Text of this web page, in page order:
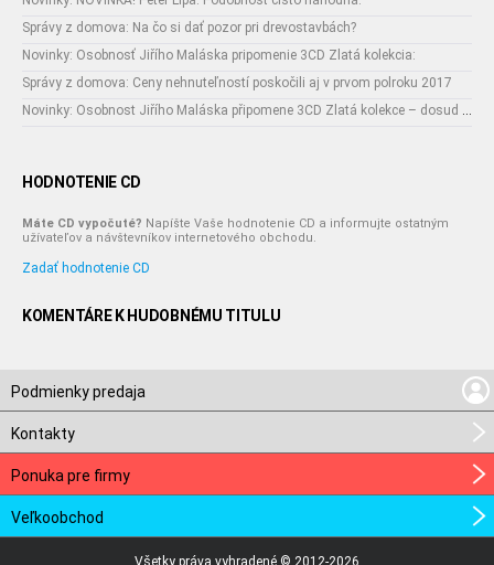
Správy z domova: Na čo si dať pozor pri drevostavbách?
Novinky: Osobnosť Jiřího Maláska pripomenie 3CD Zlatá kolekcia:
Správy z domova: Ceny nehnuteľností poskočili aj v prvom polroku 2017
Novinky: Osobnost Jiřího Maláska připomene 3CD Zlatá kolekce – dosud nejobsáhlejší soubor nahrávek legendárního umělce!
HODNOTENIE CD
Máte CD vypočuté? Napíšte Vaše hodnotenie CD a informujte ostatným
užívateľov a návštevníkov internetového obchodu.
Zadať hodnotenie CD
KOMENTÁRE K HUDOBNÉMU TITULU
Podmienky predaja
Kontakty
Ponuka pre firmy
Veľkoobchod
Všetky práva vyhradené © 2012-2026